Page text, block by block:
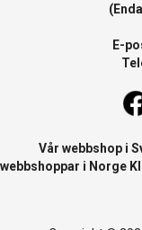
E-
Vår webbshop i
webbshoppar i Norge